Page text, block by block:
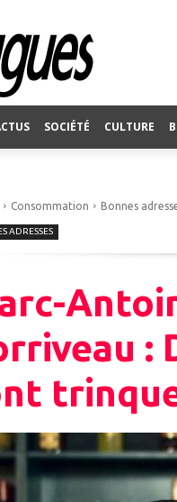
SOCIÉTÉ CULTURE
Consommation Bonnes
ADRESSES
: